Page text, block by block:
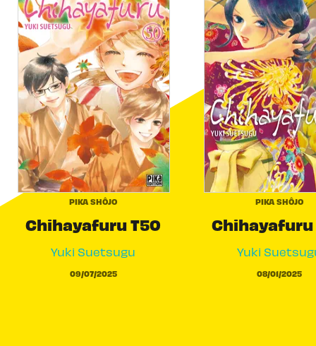
PIKA SHÔJO
Chihayafuru T50
Yuki Suetsugu
09/07/2025
PIKA SHÔJO
Chihayafuru
Yuki
08/01/2025